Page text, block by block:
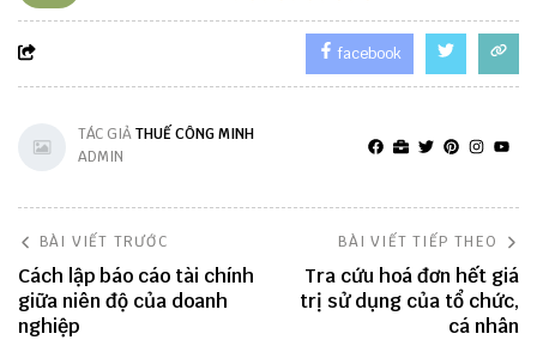
facebook
TÁC GIẢTHUẾ CÔNG MINH
ADMIN
BÀI VIẾT TRƯỚC
Cách lập báo cáo tài chính
giữa niên độ của doanh
nghiệp
BÀI VIẾT TIẾP THEO
Tra cứu hoá đơn hết giá
trị sử dụng của tổ chức,
cá nhân